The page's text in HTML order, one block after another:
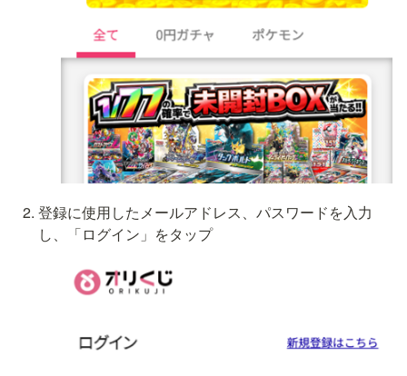
登録に使用したメールアドレス、パスワードを入力
し、「ログイン」をタップ